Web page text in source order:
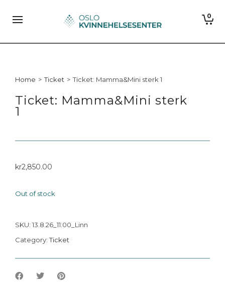
0
Home > Ticket > Ticket: Mamma&Mini sterk 1
Ticket: Mamma&Mini sterk
1
kr2,850.00
Out of stock
SKU: 13.8.26_11:00_Linn
Category:Ticket